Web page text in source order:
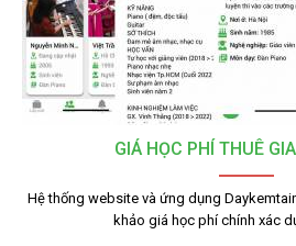
GIÁ HỌC PHÍ THUÊ
Hệ thống website và ứng dụng
khảo giá học phí chính xác